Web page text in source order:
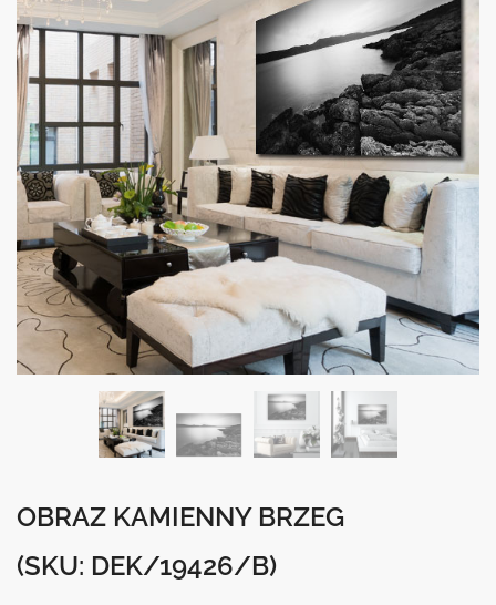
OBRAZ KAMIENNY BRZEG
(SKU: DEK/19426/B)